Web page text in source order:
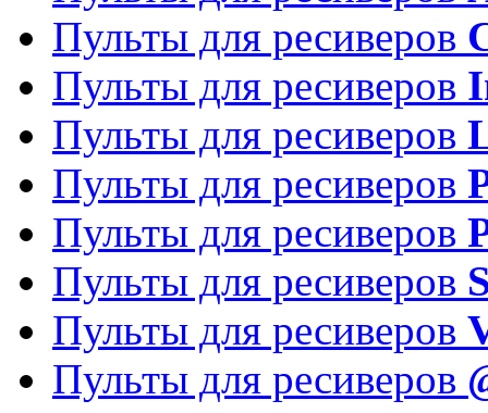
Пульты для ресиверов
Пульты для ресиверов
Пульты для ресиверов
Пульты для ресиверов
Пульты для ресиверов
Пульты для ресиверов
Пульты для ресиверов
Пульты для ресиверов